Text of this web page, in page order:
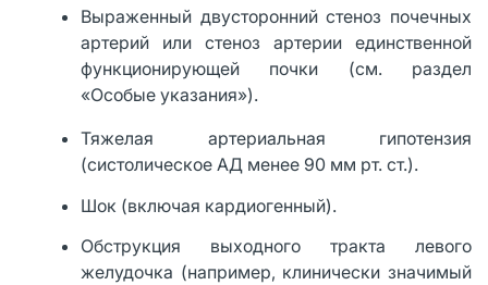
Выраженный двусторонний стеноз почечных
артерий или стеноз артерии единственной
функционирующей почки (см. раздел
«Особые указания»).
Тяжелая артериальная гипотензия
(систолическое АД менее 90 мм рт. ст.).
Шок (включая кардиогенный).
Обструкция выходного тракта левого
желудочка (например, клинически значимый